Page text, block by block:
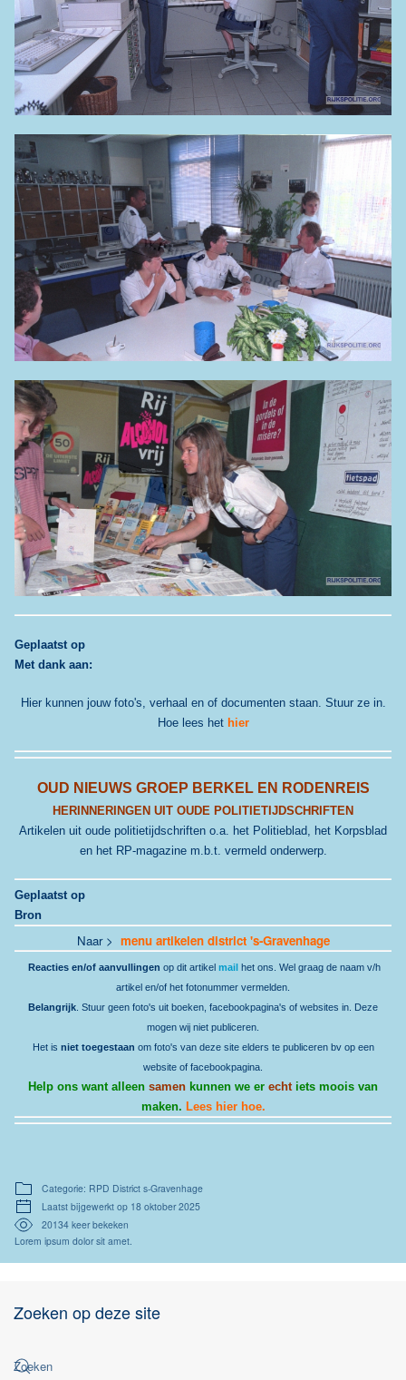
Geplaatst op
Met dank aan:
Hier kunnen jouw foto's, verhaal en of documenten staan. Stuur ze in.
Hoe lees het hier
OUD NIEUWS GROEP BERKEL EN RODENREIS
HERINNERINGEN UIT OUDE POLITIETIJDSCHRIFTEN
Artikelen uit oude politietijdschriften o.a. het Politieblad, het Korpsblad
en het RP-magazine m.b.t. vermeld onderwerp.
Geplaatst op
Bron
Naar > menu artikelen district 's-Gravenhage
Reacties en/of aanvullingen op dit artikel mail het ons. Wel graag de naam v/h
artikel en/of het fotonummer vermelden.
Belangrijk . Stuur geen foto's uit boeken, facebookpagina's of websites in. Deze
mogen wij niet publiceren.
Het is niet toegestaan om foto's van deze site elders te publiceren bv op een
website of facebookpagina.
Help ons want alleen samen kunnen we er echt iets moois van
maken. Lees hier hoe.
Categorie: RPD District s-Gravenhage
Laatst bijgewerkt op 18 oktober 2025
20134 keer bekeken
Lorem ipsum dolor sit amet.
Zoeken op deze site